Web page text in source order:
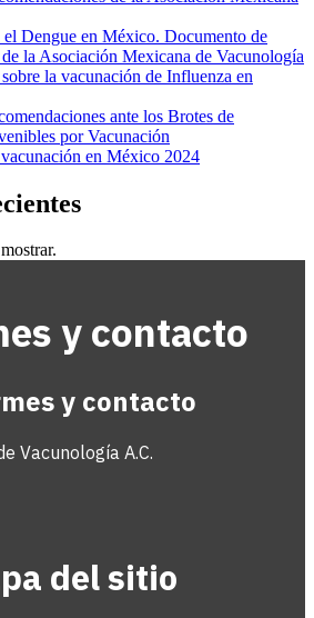
el Dengue en México. Documento de
la Asociación Mexicana de Vacunología
la vacunación de Influenza en
ante los Brotes de
por Vacunación
en México 2024
y contacto
y contacto
Vacunología A.C.
del sitio